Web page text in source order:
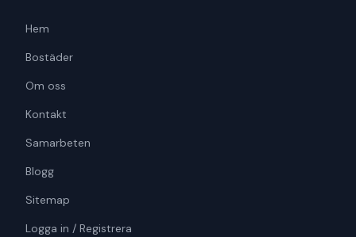
Hem
Bostäder
Om oss
Kontakt
Samarbeten
Blogg
Sitemap
Logga in / Registrera